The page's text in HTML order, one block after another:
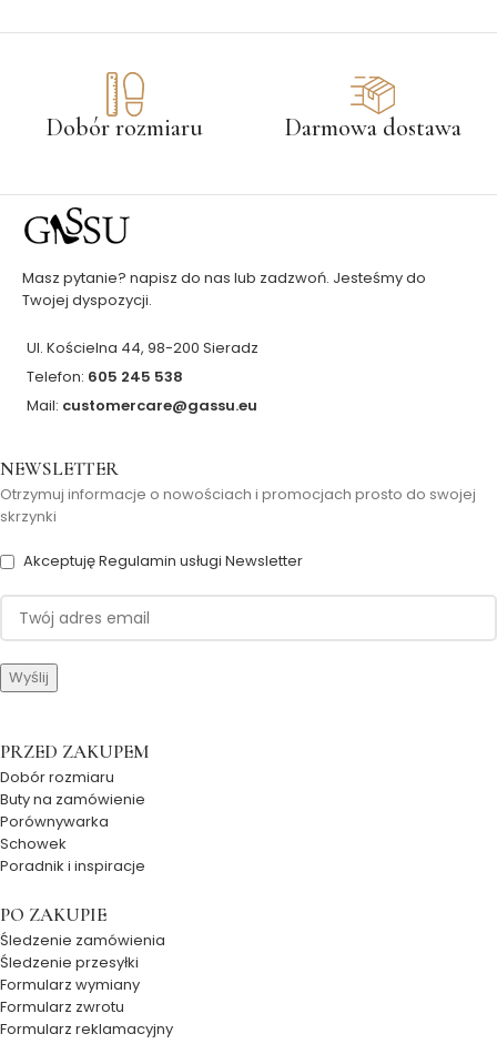
Dobór rozmiaru Darmowa dostawa
Masz pytanie? napisz do nas lub zadzwoń. Jesteśmy do
Twojej dyspozycji.
Ul. Kościelna 44, 98-200 Sieradz
Telefon: 605 245 538
Mail: customercare@gassu.eu
NEWSLETTER
Otrzymuj informacje o nowościach i promocjach prosto do swojej
skrzynki
Akceptuję Regulamin usługi Newsletter
PRZED ZAKUPEM
Dobór rozmiaru
Buty na zamówienie
Porównywarka
Schowek
Poradnik i inspiracje
PO ZAKUPIE
Śledzenie zamówienia
Śledzenie przesyłki
Formularz wymiany
Formularz zwrotu
Formularz reklamacyjny